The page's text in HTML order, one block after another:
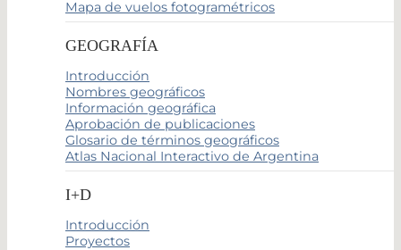
Mapa de vuelos fotogramétricos
GEOGRAFÍA
Introducción
Nombres geográficos
Información geográfica
Aprobación de publicaciones
Glosario de términos geográficos
Atlas Nacional Interactivo de Argentina
I+D
Introducción
Proyectos